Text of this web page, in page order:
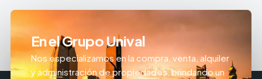
En el Grupo Unival
Nos especializamos en la compra, venta, alquiler
y administración de propiedades, brindando un